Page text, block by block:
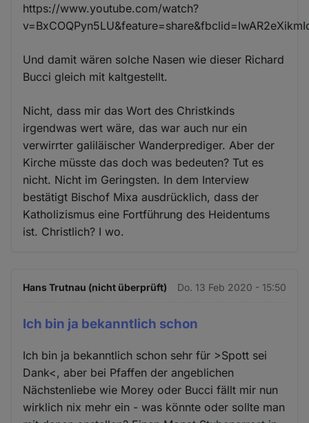
https://www.youtube.com/watch?
Und damit wären solche Nasen wie dieser Richard
Bucci gleich mit kaltgestellt.
Nicht, dass mir das Wort des Christkinds
irgendwas wert wäre, das war auch nur ein
verwirrter galiläischer Wanderprediger. Aber der
Kirche müsste das doch was bedeuten? Tut es
nicht. Nicht im Geringsten. In dem Interview
bestätigt Bischof Mixa ausdrücklich, dass der
Katholizismus eine Fortführung des Heidentums
ist. Christlich? I wo.
Hans Trutnau (nicht überprüft) Do. 13 Feb 2020 - 15:50
Ich bin ja bekanntlich schon
Ich bin ja bekanntlich schon sehr für >Spott sei
Dank<, aber bei Pfaffen der angeblichen
Nächstenliebe wie Morey oder Bucci fällt mir nun
wirklich nix mehr ein - was könnte oder sollte man